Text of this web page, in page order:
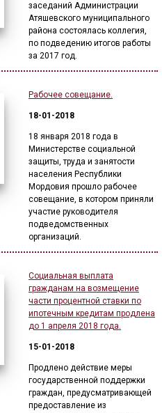
заседаний Администрации
Атяшевского муниципального
района состоялась коллегия,
по подведению итогов работы
за 2017 год.
Рабочее совещание.
18-01-2018
18 января 2018 года в
Министерстве социальной
защиты, труда и занятости
населения Республики
Мордовия прошло рабочее
совещание, в котором приняли
участие руководителя
подведомственных
организаций.
Социальная выплата
гражданам на возмещение
части процентной ставки по
ипотечным кредитам продлена
до 1 апреля 2018 года.
15-01-2018
Продлено действие меры
государственной поддержки
граждан, предусматривающей
предоставление из